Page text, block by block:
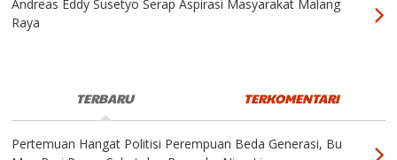
Andreas Eddy Susetyo Serap Aspirasi Masyarakat Malang
Raya
TERBARU TERKOMENTARI
Pertemuan Hangat Politisi Perempuan Beda Generasi, Bu